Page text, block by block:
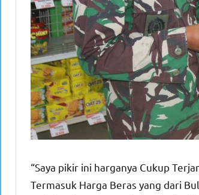
“Saya pikir ini harganya Cukup
Termasuk Harga Beras yang dari